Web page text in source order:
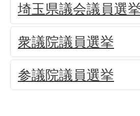
埼玉県議会議員選
衆議院議員選挙
参議院議員選挙